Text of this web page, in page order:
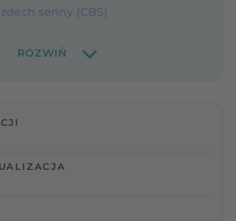
senny (CBS)